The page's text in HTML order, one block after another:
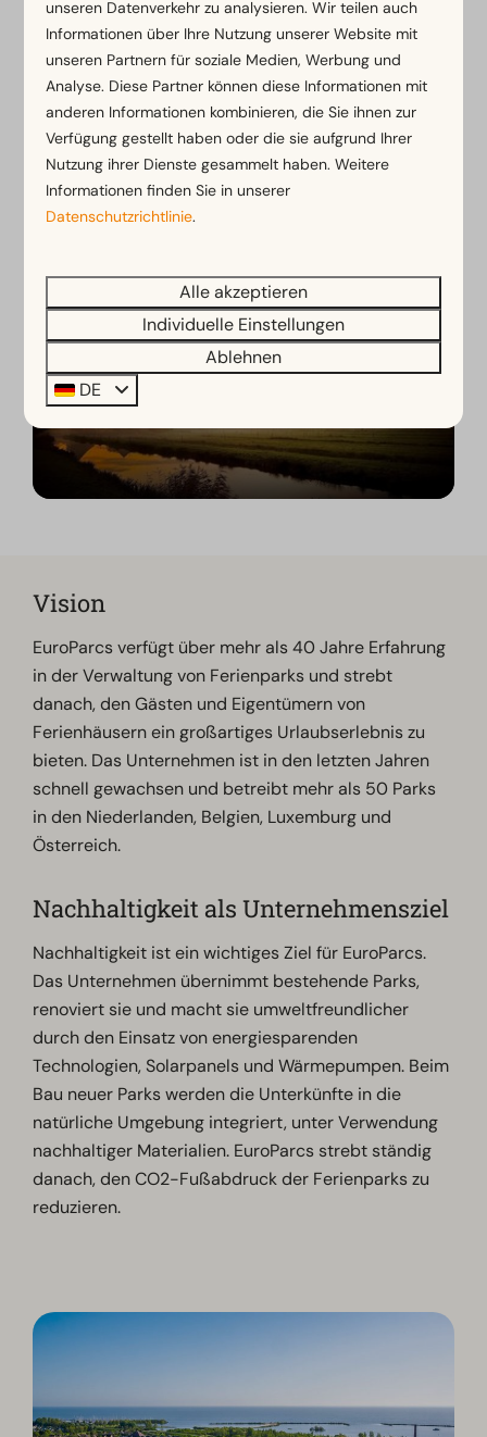
Campingurlaub bei EuroParcs
Entdecken Sie Ihren Urlaub
Vision
EuroParcs verfügt über mehr als 40 Jahre Erfahrung
in der Verwaltung von Ferienparks und strebt
danach, den Gästen und Eigentümern von
Ferienhäusern ein großartiges Urlaubserlebnis zu
bieten. Das Unternehmen ist in den letzten Jahren
schnell gewachsen und betreibt mehr als 50 Parks
in den Niederlanden, Belgien, Luxemburg und
Österreich.
Nachhaltigkeit als Unternehmensziel
Nachhaltigkeit ist ein wichtiges Ziel für EuroParcs.
Das Unternehmen übernimmt bestehende Parks,
renoviert sie und macht sie umweltfreundlicher
durch den Einsatz von energiesparenden
Technologien, Solarpanels und Wärmepumpen. Beim
Bau neuer Parks werden die Unterkünfte in die
natürliche Umgebung integriert, unter Verwendung
nachhaltiger Materialien. EuroParcs strebt ständig
danach, den CO2-Fußabdruck der Ferienparks zu
reduzieren.
unseren Datenverkehr zu analysieren. Wir teilen auch
Informationen über Ihre Nutzung unserer Website mit
unseren Partnern für soziale Medien, Werbung und
Analyse. Diese Partner können diese Informationen mit
anderen Informationen kombinieren, die Sie ihnen zur
Verfügung gestellt haben oder die sie aufgrund Ihrer
Nutzung ihrer Dienste gesammelt haben. Weitere
Informationen finden Sie in unserer
Datenschutzrichtlinie.
Alle akzeptieren
Individuelle Einstellungen
Ablehnen
DE